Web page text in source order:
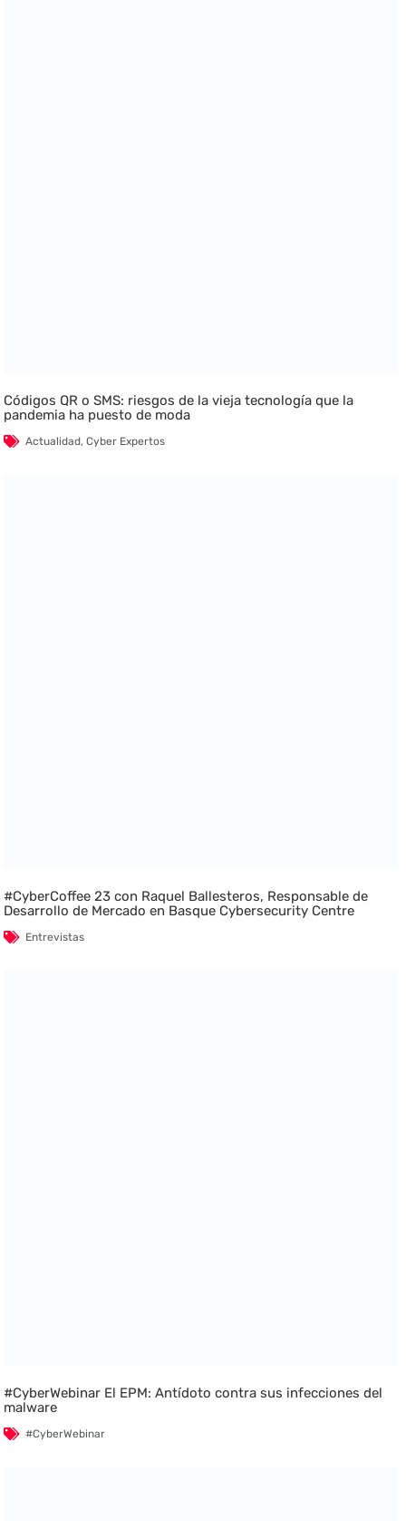
Códigos QR o SMS: riesgos de la vieja tecnología que la
pandemia ha puesto de moda
Actualidad,Cyber Expertos
#CyberCoffee 23 con Raquel Ballesteros, Responsable de
Desarrollo de Mercado en Basque Cybersecurity Centre
Entrevistas
#CyberWebinar El EPM: Antídoto contra sus infecciones del
malware
#CyberWebinar